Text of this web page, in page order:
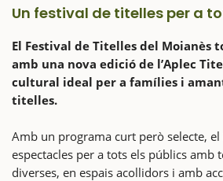
Un festival de titelles per a
El Festival de Titelles del Moianès
amb una nova edició de l’Aplec
cultural ideal per a famílies i
titelles.
Amb un programa curt però selecte,
espectacles per a tots els públics amb
diverses, en espais acollidors i amb